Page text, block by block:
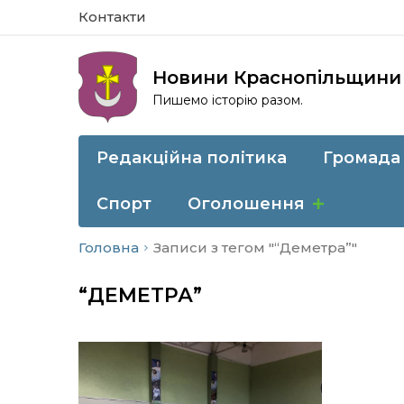
Контакти
Новини Краснопільщини
Пишемо історію разом.
Редакційна політика Громада
Спорт Оголошення
Головна Записи з тегом "“Деметра”"
“ДЕМЕТРА”